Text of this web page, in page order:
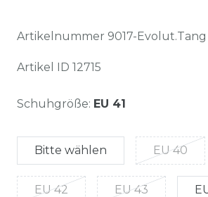
Artikelnummer 9017-
Artikel ID 12715
Schuhgröße: EU 41
Bitte wählen EU 40
EU 42 EU 43